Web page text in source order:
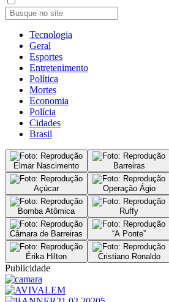
Tecnologia
Geral
Esportes
Entretenimento
Política
Mortes
Economia
Polícia
Cidades
Brasil
Elmar Nascimento Barreiras
Açúcar Operação Ágio
Bomba Atômica Ruffy
Câmara de Barreiras “A Ponte”
Érika Hilton Cristiano Ronaldo
Publicidade